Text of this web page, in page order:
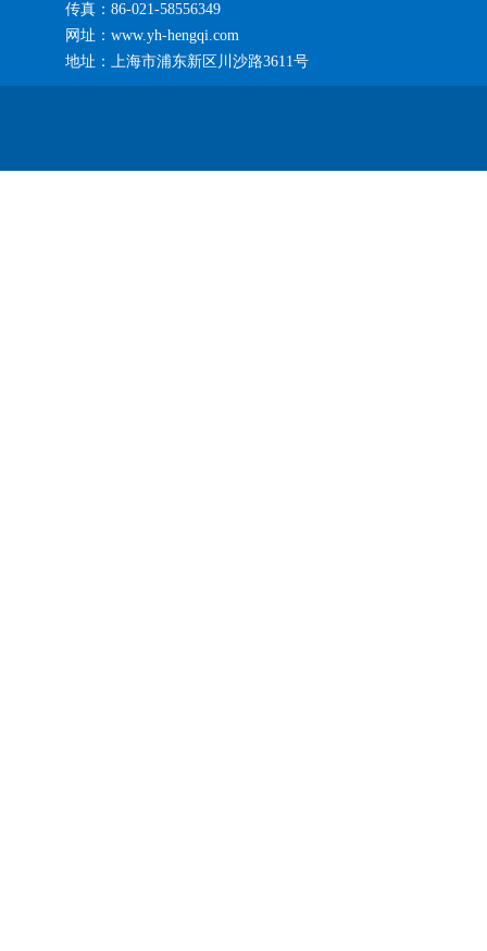
传真：86-021-58556349
网址：www.yh-hengqi.com
地址：上海市浦东新区川沙路3611号